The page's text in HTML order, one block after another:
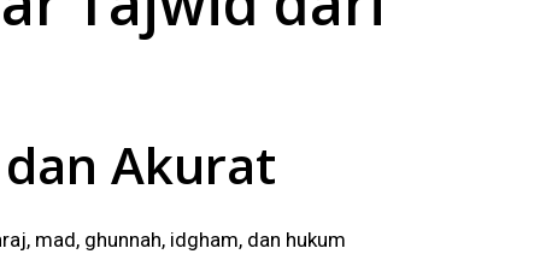
Akurat
mad, ghunnah, idgham, dan hukum